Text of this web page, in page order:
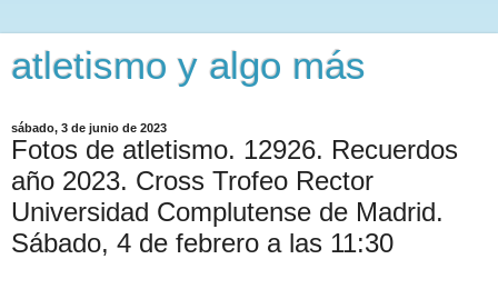
atletismo y algo más
sábado, 3 de junio de 2023
Fotos de atletismo. 12926. Recuerdos
año 2023. Cross Trofeo Rector
Universidad Complutense de Madrid.
Sábado, 4 de febrero a las 11:30